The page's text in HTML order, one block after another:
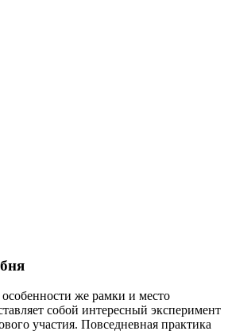
особенности же рамки и место
собой интересный эксперимент
участия. Повседневная практика